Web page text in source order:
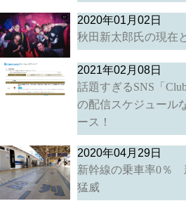
2020年01月02日
秋田新太郎氏の現在
2021年02月08日
話題すぎるSNS「
の配信スケジュール
ース！
2020年04月29日
新幹線の乗車率0％
猛威